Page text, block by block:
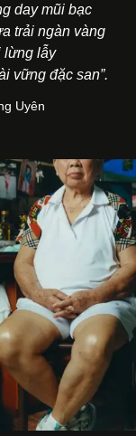
day mũi bạc
trải ngàn vàng
lừng lẫy
vững đặc san”.
Uyên